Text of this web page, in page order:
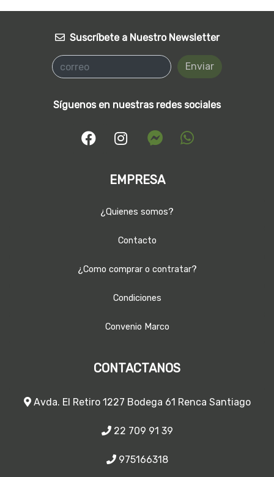
Suscríbete a Nuestro Newsletter
Enviar
Síguenos en nuestras redes sociales
EMPRESA
¿Quienes somos?
Contacto
¿Como comprar o contratar?
Condiciones
Convenio Marco
CONTACTANOS
Avda. El Retiro 1227 Bodega 61 Renca Santiago
22 709 91 39
975166318